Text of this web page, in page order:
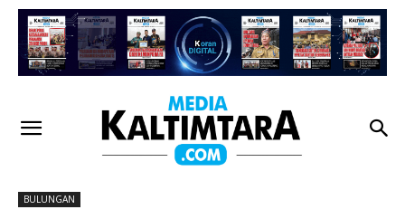
BULUNGAN